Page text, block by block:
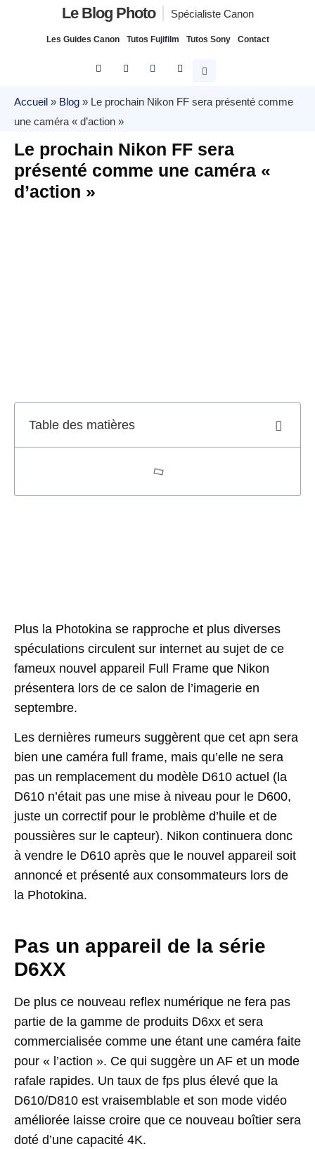
Le Blog Photo Spécialiste Canon
Les Guides Canon Tutos Fujifilm Tutos Sony Contact
Accueil » Blog » Le prochain Nikon FF sera présenté comme
une caméra « d’action »
Le prochain Nikon FF sera
présenté comme une caméra «
d’action »
Table des matières
Plus la Photokina se rapproche et plus diverses
spéculations circulent sur internet au sujet de ce
fameux nouvel appareil Full Frame que Nikon
présentera lors de ce salon de l’imagerie en
septembre.
Les dernières rumeurs suggèrent que cet apn sera
bien une caméra full frame, mais qu’elle ne sera
pas un remplacement du modèle D610 actuel (la
D610 n’était pas une mise à niveau pour le D600,
juste un correctif pour le problème d’huile et de
poussières sur le capteur). Nikon continuera donc
à vendre le D610 après que le nouvel appareil soit
annoncé et présenté aux consommateurs lors de
la Photokina.
Pas un appareil de la série
D6XX
De plus ce nouveau reflex numérique ne fera pas
partie de la gamme de produits D6xx et sera
commercialisée comme une étant une caméra faite
pour « l’action ». Ce qui suggère un AF et un mode
rafale rapides. Un taux de fps plus élevé que la
D610/D810 est vraisemblable et son mode vidéo
améliorée laisse croire que ce nouveau boîtier sera
doté d’une capacité 4K.